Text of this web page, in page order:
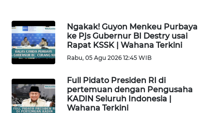
Ngakak! Guyon Menkeu Purbaya
ke Pjs Gubernur BI Destry usai
Rapat KSSK | Wahana Terkini
Rabu, 05 Agu 2026 12:45 WIB
Full Pidato Presiden RI di
pertemuan dengan Pengusaha
KADIN Seluruh Indonesia |
Wahana Terkini
SUMUT
WN
JAKARTA
WN
JABAR